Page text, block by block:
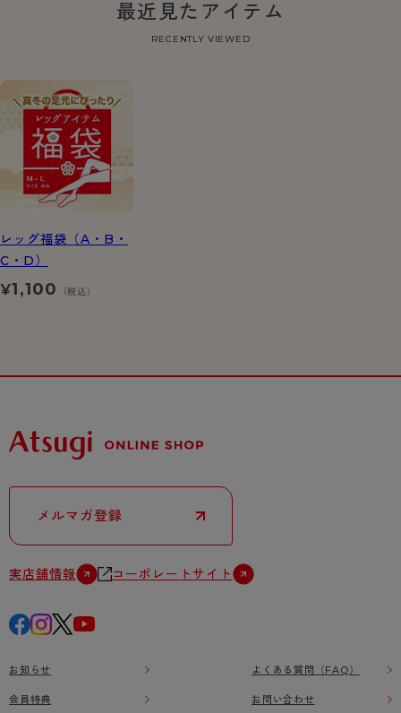
最近見たアイテム
RECENTLY VIEWED
レッグ福袋（A・B・
C・D）
¥1,100 （税込）
メルマガ登録
実店舗情報 コーポレートサイト
お知らせ
会員特典
よくある質問（FAQ）
お問い合わせ